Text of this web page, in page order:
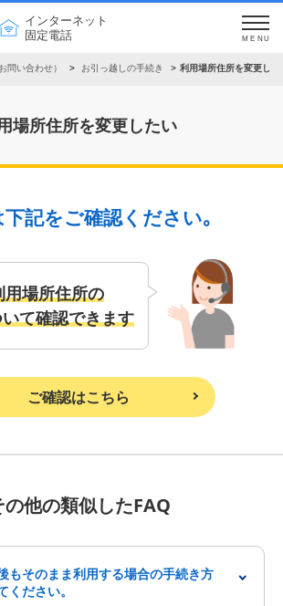
インターネット
固定電話
MENU
問い合わせ） お引っ越しの手続き 利用場所住所を変更した
場所住所を変更したい
下記をご確認ください｡
用場所住所の
て確認できます
ご確認はこちら
の他の類似したFAQ
もそのまま利用する場合の手続き方
ください。